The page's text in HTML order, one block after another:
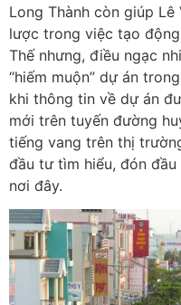
Long Thành còn giúp
lược trong việc tạo
Thế nhưng, điều ngạc
“hiếm muộn” dự án
khi thông tin về dự án
mới trên tuyến đường
tiếng vang trên thị
đầu tư tìm hiểu, đón
nơi đây.